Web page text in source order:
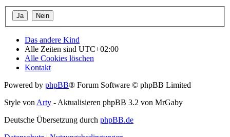
Das andere Kind
Alle Zeiten sind UTC+02:00
Alle Cookies löschen
Kontakt
Powered by phpBB® Forum Software © phpBB Limited
Style von Arty - Aktualisieren phpBB 3.2 von MrGaby
Deutsche Übersetzung durch phpBB.de